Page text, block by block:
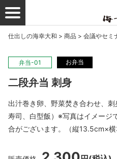
仕出しの海幸大和 > 商品 > 会議やセミ
弁当-01 お弁当
二段弁当 刺身
出汁巻き卵、野菜焚き合わせ、
寿司、白型飯）※写真はイメージ
合がございます。（縦13.5cm×